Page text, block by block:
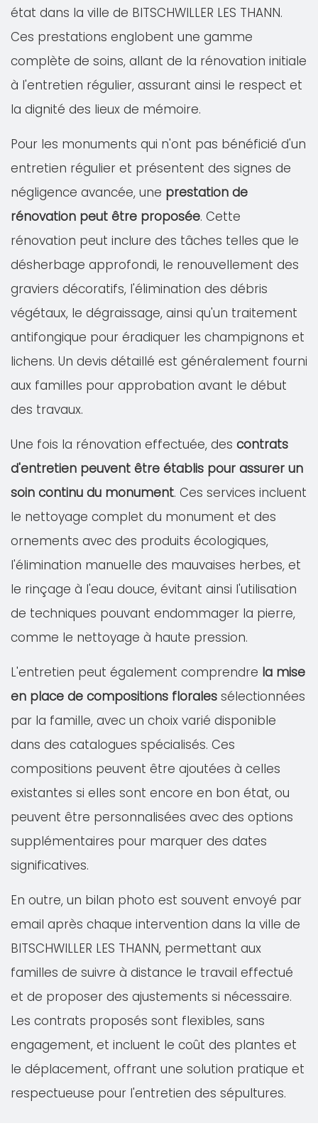
état dans la ville de BITSCHWILLER LES THANN.
Ces prestations englobent une gamme
complète de soins, allant de la rénovation initiale
à l'entretien régulier, assurant ainsi le respect et
la dignité des lieux de mémoire.
Pour les monuments qui n'ont pas bénéficié d'un
entretien régulier et présentent des signes de
négligence avancée, une prestation de
rénovation peut être proposée. Cette
rénovation peut inclure des tâches telles que le
désherbage approfondi, le renouvellement des
graviers décoratifs, l'élimination des débris
végétaux, le dégraissage, ainsi qu'un traitement
antifongique pour éradiquer les champignons et
lichens. Un devis détaillé est généralement fourni
aux familles pour approbation avant le début
des travaux.
Une fois la rénovation effectuée, des contrats
d'entretien peuvent être établis pour assurer un
soin continu du monument. Ces services incluent
le nettoyage complet du monument et des
ornements avec des produits écologiques,
l'élimination manuelle des mauvaises herbes, et
le rinçage à l'eau douce, évitant ainsi l'utilisation
de techniques pouvant endommager la pierre,
comme le nettoyage à haute pression.
L'entretien peut également comprendre la mise
en place de compositions florales sélectionnées
par la famille, avec un choix varié disponible
dans des catalogues spécialisés. Ces
compositions peuvent être ajoutées à celles
existantes si elles sont encore en bon état, ou
peuvent être personnalisées avec des options
supplémentaires pour marquer des dates
significatives.
En outre, un bilan photo est souvent envoyé par
email après chaque intervention dans la ville de
BITSCHWILLER LES THANN, permettant aux
familles de suivre à distance le travail effectué
et de proposer des ajustements si nécessaire.
Les contrats proposés sont flexibles, sans
engagement, et incluent le coût des plantes et
le déplacement, offrant une solution pratique et
respectueuse pour l'entretien des sépultures.